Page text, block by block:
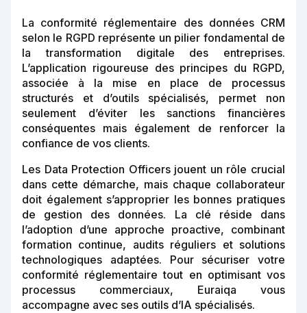
La conformité réglementaire des données CRM
selon le RGPD représente un pilier fondamental de
la transformation digitale des entreprises.
L’application rigoureuse des principes du RGPD,
associée à la mise en place de processus
structurés et d’outils spécialisés, permet non
seulement d’éviter les sanctions financières
conséquentes mais également de renforcer la
confiance de vos clients.
Les Data Protection Officers jouent un rôle crucial
dans cette démarche, mais chaque collaborateur
doit également s’approprier les bonnes pratiques
de gestion des données. La clé réside dans
l’adoption d’une approche proactive, combinant
formation continue, audits réguliers et solutions
technologiques adaptées. Pour sécuriser votre
conformité réglementaire tout en optimisant vos
processus commerciaux, Euraiqa vous
accompagne avec ses outils d’IA spécialisés.